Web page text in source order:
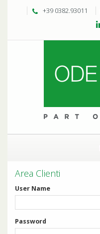
+39 0382.93011
Area Clienti
User Name
Password